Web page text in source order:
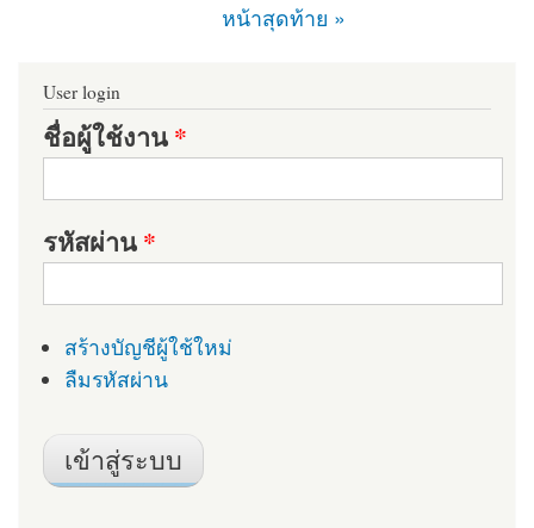
หน้าสุดท้าย »
User login
ชื่อผู้ใช้งาน*
รหัสผ่าน*
สร้างบัญชีผู้ใช้ใหม่
ลืมรหัสผ่าน